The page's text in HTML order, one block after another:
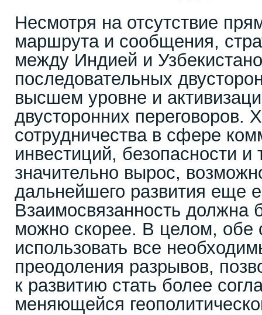
Несмотря на отсутствие
маршрута и сообщения,
между Индией и
последовательных
высшем уровне и
двусторонних переговоров.
сотрудничества в сфере
инвестиций, безопасности и
значительно вырос,
дальнейшего развития еще
Взаимосвязанность должна
можно скорее. В целом, обе
использовать все
преодоления разрывов,
к развитию стать более
меняющейся